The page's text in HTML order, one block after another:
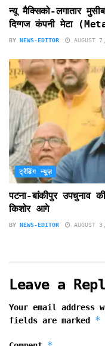
न्यू मैक्सिको-लगातार
दिग्गज कंपनी मेटा
BY NEWS-EDITOR AUGUST
ट्रेंडिंग न्यूज़
पटना-बांकीपुर उपचुनाव
किशोर आगे
BY NEWS-EDITOR AUGUST
Leave a
Your email address
fields are marked *